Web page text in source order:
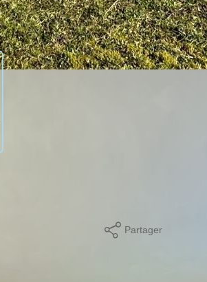
et 3120€. Pour la date de référence
Partager